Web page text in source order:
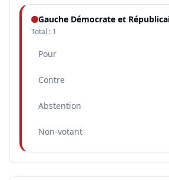
Gauche Démocrate et
Total : 1
Pour
Contre
Abstention
Non-votant